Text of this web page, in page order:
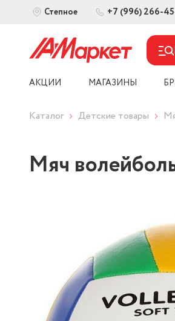
Степное +7 (996) 266-
АКЦИИ МАГАЗИНЫ
Каталог Детские товары
Мяч